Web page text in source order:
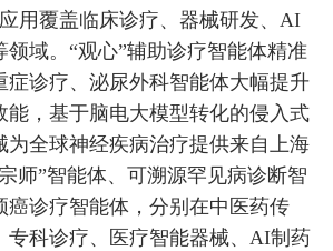
用覆盖临床诊疗、器械研发、AI
领域。“观心”辅助诊疗智能体精准
症诊疗、泌尿外科智能体大幅提升
能，基于脑电大模型转化的侵入式
为全球神经疾病治疗提供来自上海
师”智能体、可溯源罕见病诊断智
癌诊疗智能体，分别在中医药传
专科诊疗、医疗智能器械、AI制药